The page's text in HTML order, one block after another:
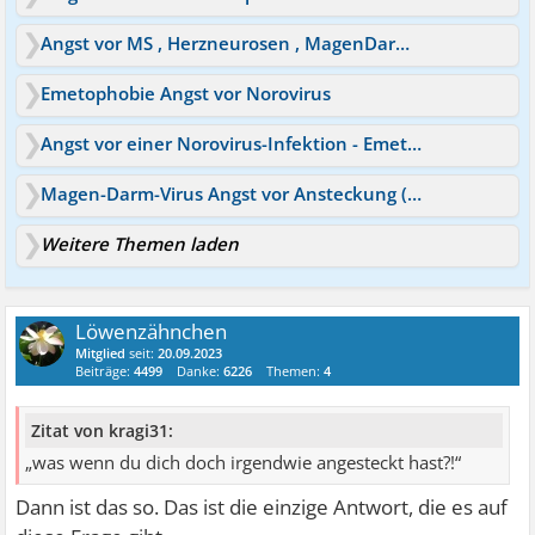
Angst vor MS , Herzneurosen , MagenDarm Krebs
Emetophobie Angst vor Norovirus
Angst vor einer Norovirus-Infektion - Emetophobie?
Magen-Darm-Virus Angst vor Ansteckung (Emetophobie)
Weitere Themen laden
Löwenzähnchen
Mitglied seit:20.09.2023
Beiträge:4499 Danke:6226 Themen:4
Zitat von kragi31:
„was wenn du dich doch irgendwie angesteckt hast?!“
Dann ist das so. Das ist die einzige Antwort, die es auf